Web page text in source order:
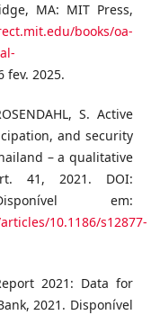
MA: MIT Press,
books/oa-
fev. 2025.
S. Active
and security
– a qualitative
41, 2021. DOI:
Disponível em:
10.1186/s12877-
2021: Data for
2021. Disponível